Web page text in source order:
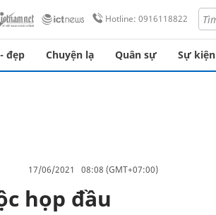
Hotline: 0916118822
đẹp Chuyện lạ Quân sự Sự kiện
17/06/2021 08:08 (GMT+07:00)
họp đầu